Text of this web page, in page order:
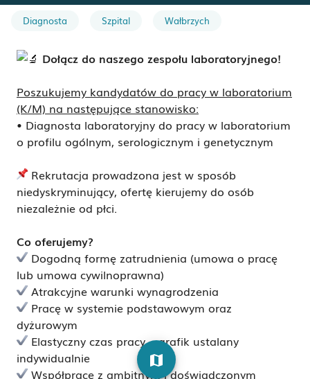
Diagnosta Szpital Wałbrzych
Dołącz do naszego zespołu laboratoryjnego!
Poszukujemy kandydatów do pracy w laboratorium
(K/M) na następujące stanowisko:
• Diagnosta laboratoryjny do pracy w laboratorium
o profilu ogólnym, serologicznym i genetycznym
Rekrutacja prowadzona jest w sposób
niedyskryminujący, ofertę kierujemy do osób
niezależnie od płci.
Co oferujemy?
Dogodną formę zatrudnienia (umowa o pracę
lub umowa cywilnoprawna)
Atrakcyjne warunki wynagrodzenia
Pracę w systemie podstawowym oraz
dyżurowym
Elastyczny czas pracy – grafik ustalany
indywidualnie
Współpracę z ambitnym i doświadczonym
map